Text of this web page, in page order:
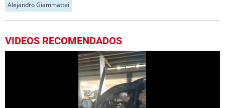
Alejandro Giammattei
VIDEOS RECOMENDADOS